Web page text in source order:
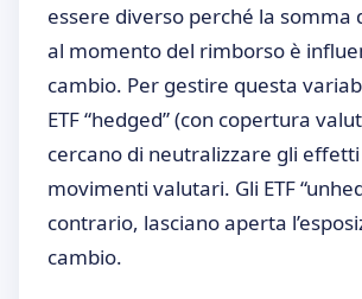
essere diverso perché la somma
al momento del rimborso è
cambio. Per gestire questa
ETF “hedged” (con copertura
cercano di neutralizzare gli
movimenti valutari. Gli ETF
contrario, lasciano aperta
cambio.